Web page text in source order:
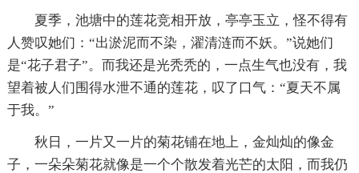
夏季，池塘中的莲花竞相开放，亭亭玉立，怪不得有
人赞叹她们：“出淤泥而不染，濯清涟而不妖。”说她们
是“花子君子”。而我还是光秃秃的，一点生气也没有，我
望着被人们围得水泄不通的莲花，叹了口气：“夏天不属
于我。”
秋日，一片又一片的菊花铺在地上，金灿灿的像金
子，一朵朵菊花就像是一个个散发着光芒的太阳，而我仍